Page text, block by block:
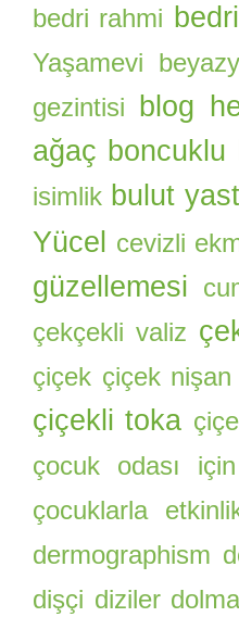
bedri rahmi
Yaşamevi
gezintisi
blog
ağaç boncuklu
isimlik bulut
Yücel
cevizli
güzellemesi
çekçekli valiz
çiçek çiçek nişan
çiçekli toka
çocuk odası
çocuklarla
dermographism
dişçi diziler